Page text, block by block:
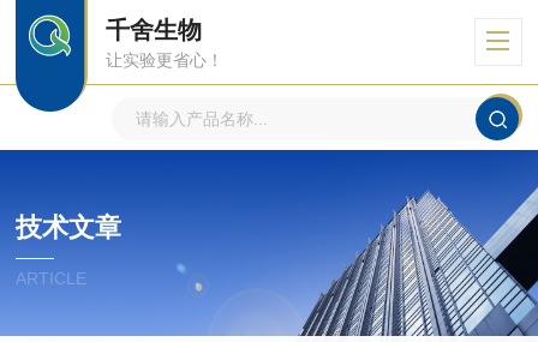
千舍生物
让实验更省心！
技术文章
ARTICLE